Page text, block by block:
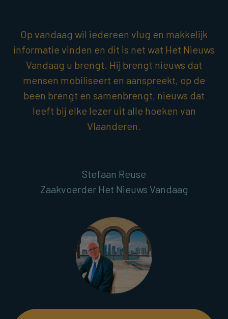
Op vandaag wil iedereen vlug en makkelijk
informatie vinden en dit is net wat Het Nieuws
Vandaag u brengt. Hij brengt nieuws dat
mensen mobiliseert en aanspreekt, op de
been brengt en samenbrengt, nieuws dat
leeft bij elke lezer uit alle hoeken van
Vlaanderen.
Stefaan Reuse
Zaakvoerder Het Nieuws Vandaag